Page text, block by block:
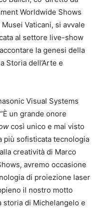
Worldwide Shows
Vaticani, si avvale
al settore live-show
la genesi della
Storia dell’Arte e
Visual Systems
un grande onore
così unico e mai visto
più sofisticata tecnologia
creatività di Marco
avremo occasione
di proiezione laser
il nostro motto
storia di Michelangelo e